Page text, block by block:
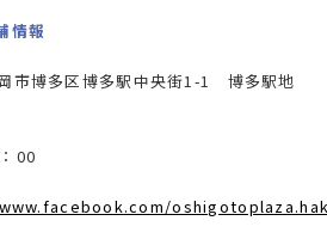
情報
市博多区博多駅中央街1-1 博多駅地
00